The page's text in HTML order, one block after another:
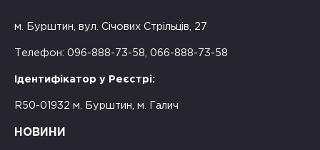
м. Бурштин, вул. Січових Стрільців, 27
Телефон: 096-888-73-58, 066-888-73-58
Ідентифікатор у Реєстрі:
R50-01932 м. Бурштин, м. Галич
НОВИНИ